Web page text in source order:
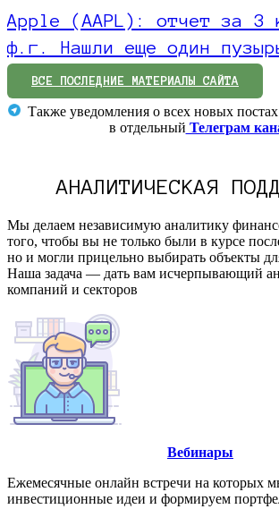
Apple (AAPL): отчет за 3
ф.г. Нашли еще один
ВСЕ ПОСЛЕДНИЕ МАТЕРИАЛЫ САЙТА
Также уведомления о всех новых
в отдельный Телеграм
АНАЛИТИЧЕСКАЯ
Мы делаем независимую аналитику
того, чтобы вы не только были в курсе
но и могли прицельно выбирать объекты
Наша задача — дать вам исчерпывающий
компаний и секторов
Вебинары
Ежемесячные онлайн встречи на которых
инвестиционные идеи и формируем